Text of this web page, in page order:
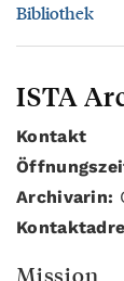
Bibliothek
ISTA
Kontakt
Archivarin:
Mission